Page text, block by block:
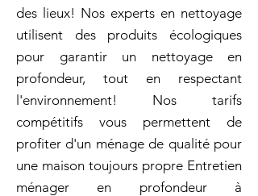
des lieux! Nos experts en nettoyage
utilisent des produits écologiques
pour garantir un nettoyage en
profondeur, tout en respectant
l'environnement! Nos tarifs
compétitifs vous permettent de
profiter d'un ménage de qualité pour
une maison toujours propre Entretien
ménager en profondeur à